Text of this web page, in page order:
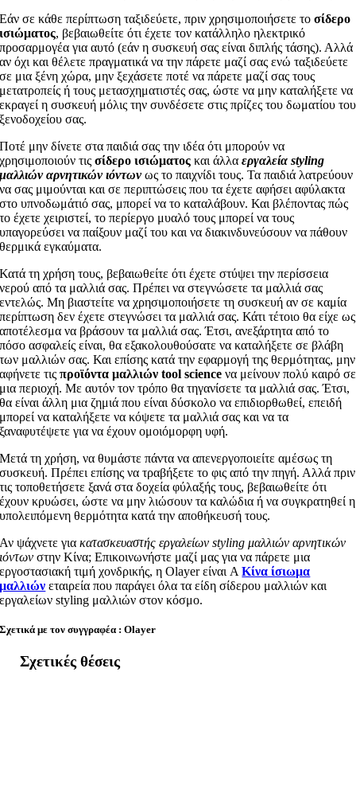
Εάν σε κάθε περίπτωση ταξιδεύετε, πριν χρησιμοποιήσετε το σίδερο
ισιώματος, βεβαιωθείτε ότι έχετε τον κατάλληλο ηλεκτρικό
προσαρμογέα για αυτό (εάν η συσκευή σας είναι διπλής τάσης). Αλλά
αν όχι και θέλετε πραγματικά να την πάρετε μαζί σας ενώ ταξιδεύετε
σε μια ξένη χώρα, μην ξεχάσετε ποτέ να πάρετε μαζί σας τους
μετατροπείς ή τους μετασχηματιστές σας, ώστε να μην καταλήξετε να
εκραγεί η συσκευή μόλις την συνδέσετε στις πρίζες του δωματίου του
ξενοδοχείου σας.
Ποτέ μην δίνετε στα παιδιά σας την ιδέα ότι μπορούν να
χρησιμοποιούν τιςσίδερο ισιώματος και άλλαεργαλεία styling
μαλλιών αρνητικών ιόντωνως το παιχνίδι τους. Τα παιδιά λατρεύουν
να σας μιμούνται και σε περιπτώσεις που τα έχετε αφήσει αφύλακτα
στο υπνοδωμάτιό σας, μπορεί να το καταλάβουν. Και βλέποντας πώς
το έχετε χειριστεί, το περίεργο μυαλό τους μπορεί να τους
υπαγορεύσει να παίξουν μαζί του και να διακινδυνεύσουν να πάθουν
θερμικά εγκαύματα.
Κατά τη χρήση τους, βεβαιωθείτε ότι έχετε στύψει την περίσσεια
νερού από τα μαλλιά σας. Πρέπει να στεγνώσετε τα μαλλιά σας
εντελώς. Μη βιαστείτε να χρησιμοποιήσετε τη συσκευή αν σε καμία
περίπτωση δεν έχετε στεγνώσει τα μαλλιά σας. Κάτι τέτοιο θα είχε ως
αποτέλεσμα να βράσουν τα μαλλιά σας. Έτσι, ανεξάρτητα από το
πόσο ασφαλείς είναι, θα εξακολουθούσατε να καταλήξετε σε βλάβη
των μαλλιών σας. Και επίσης κατά την εφαρμογή της θερμότητας, μην
αφήνετε τιςπροϊόντα μαλλιών tool science να μείνουν πολύ καιρό σε
μια περιοχή. Με αυτόν τον τρόπο θα τηγανίσετε τα μαλλιά σας. Έτσι,
θα είναι άλλη μια ζημιά που είναι δύσκολο να επιδιορθωθεί, επειδή
μπορεί να καταλήξετε να κόψετε τα μαλλιά σας και να τα
ξαναφυτέψετε για να έχουν ομοιόμορφη υφή.
Μετά τη χρήση, να θυμάστε πάντα να απενεργοποιείτε αμέσως τη
συσκευή. Πρέπει επίσης να τραβήξετε το φις από την πηγή. Αλλά πριν
τις τοποθετήσετε ξανά στα δοχεία φύλαξής τους, βεβαιωθείτε ότι
έχουν κρυώσει, ώστε να μην λιώσουν τα καλώδια ή να συγκρατηθεί η
υπολειπόμενη θερμότητα κατά την αποθήκευσή τους.
Αν ψάχνετε γιακατασκευαστής εργαλείων styling μαλλιών αρνητικών
ιόντων στην Κίνα; Επικοινωνήστε μαζί μας για να πάρετε μια
εργοστασιακή τιμή χονδρικής, η Olayer είναι AΚίνα ίσιωμα
μαλλιών εταιρεία που παράγει όλα τα είδη σίδερου μαλλιών και
εργαλείων styling μαλλιών στον κόσμο.
Σχετικά με τον συγγραφέα : Olayer
Σχετικές θέσεις